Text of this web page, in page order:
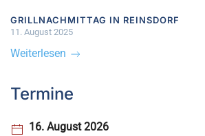
GRILLNACHMITTAG IN REINSDORF
11. August 2025
Weiterlesen
Termine
16. August 2026